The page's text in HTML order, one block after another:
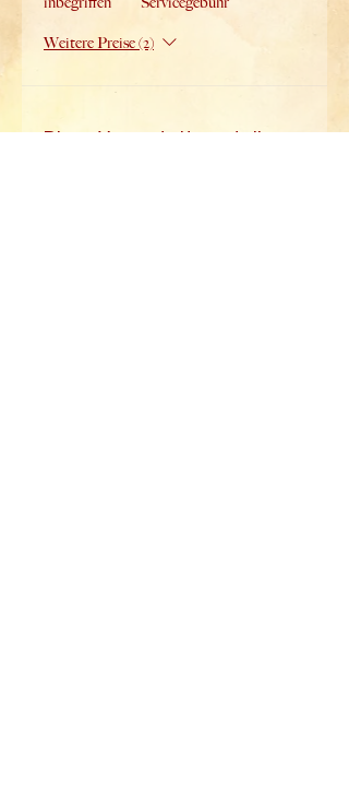
Weitere Preise (2)
Diese Veranstaltung teilen